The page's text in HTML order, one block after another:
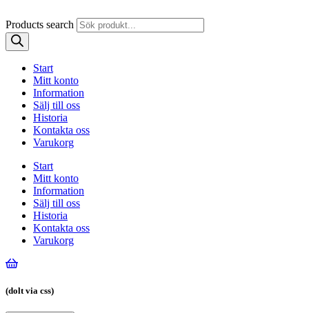
Products search
Start
Mitt konto
Information
Sälj till oss
Historia
Kontakta oss
Varukorg
Start
Mitt konto
Information
Sälj till oss
Historia
Kontakta oss
Varukorg
(dolt via css)